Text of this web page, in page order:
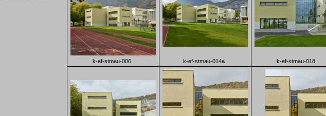
k-ef-stmau-006 k-ef-stmau-014a k-ef-stmau-018